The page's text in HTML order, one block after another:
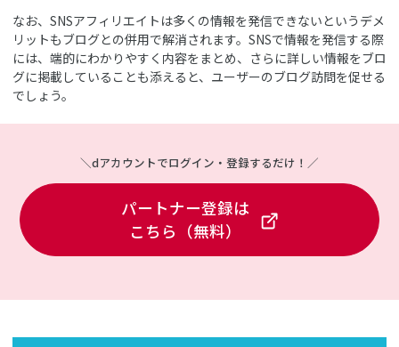
なお、SNSアフィリエイトは多くの情報を発信できないというデメ
リットもブログとの併用で解消されます。SNSで情報を発信する際
には、端的にわかりやすく内容をまとめ、さらに詳しい情報をブロ
グに掲載していることも添えると、ユーザーのブログ訪問を促せる
でしょう。
＼dアカウントでログイン・登録するだけ！／
パートナー登録は
こちら（無料）